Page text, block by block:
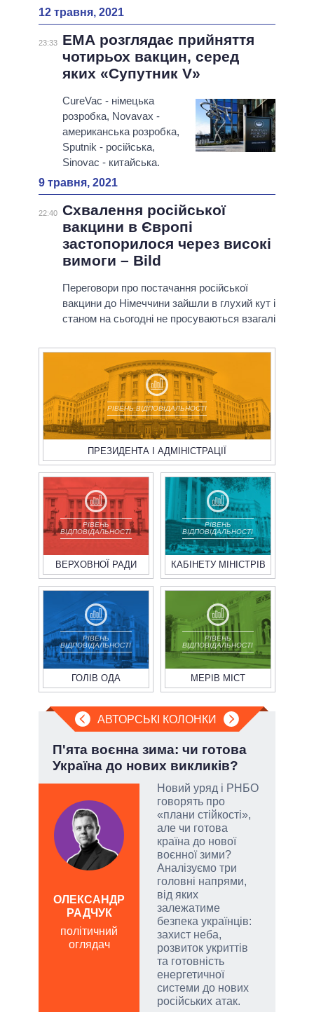
12 травня, 2021
23:33
ЕМА розглядає прийняття
чотирьох вакцин, серед
яких «Супутник V»
CureVac - німецька
розробка, Novavax -
американська розробка,
Sputnik - російська,
Sinovac - китайська.
9 травня, 2021
22:40 Схвалення російської
вакцини в Європі
застопорилося через високі
вимоги – Bild
Переговори про постачання російської
вакцини до Німеччини зайшли в глухий кут і
станом на сьогодні не просуваються взагалі
РІВЕНЬ ВІДПОВІДАЛЬНОСТІ
ПРЕЗИДЕНТА І АДМІНІСТРАЦІЇ
РІВЕНЬ
ВІДПОВІДАЛЬНОСТІ
ВЕРХОВНОЇ РАДИ
РІВЕНЬ
ВІДПОВІДАЛЬНОСТІ
КАБІНЕТУ МІНІСТРІВ
РІВЕНЬ
ВІДПОВІДАЛЬНОСТІ
ГОЛІВ ОДА
РІВЕНЬ
ВІДПОВІДАЛЬНОСТІ
МЕРІВ МІСТ
АВТОРСЬКІ КОЛОНКИ
П'ята воєнна зима: чи готова
Україна до нових викликів?
Новий уряд і РНБО
говорять про
«плани стійкості»,
але чи готова
країна до нової
воєнної зими?
Аналізуємо три
головні напрями,
від яких
залежатиме
безпека українців:
захист неба,
розвиток укриттів
та готовність
енергетичної
системи до нових
російських атак.
ОЛЕКСАНДР
РАДЧУК
політичний
оглядач